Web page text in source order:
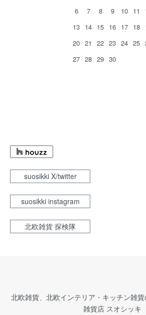
6
7 8 9 10 11
13 14 15 16 17 18
20 21 22 23 24 25
27 28 29 30
suosikki X/twitter
suosikki instagram
北欧雑貨 探検隊
北欧雑貨、北欧インテリア・キッチン雑
雑貨店 スオシッキ